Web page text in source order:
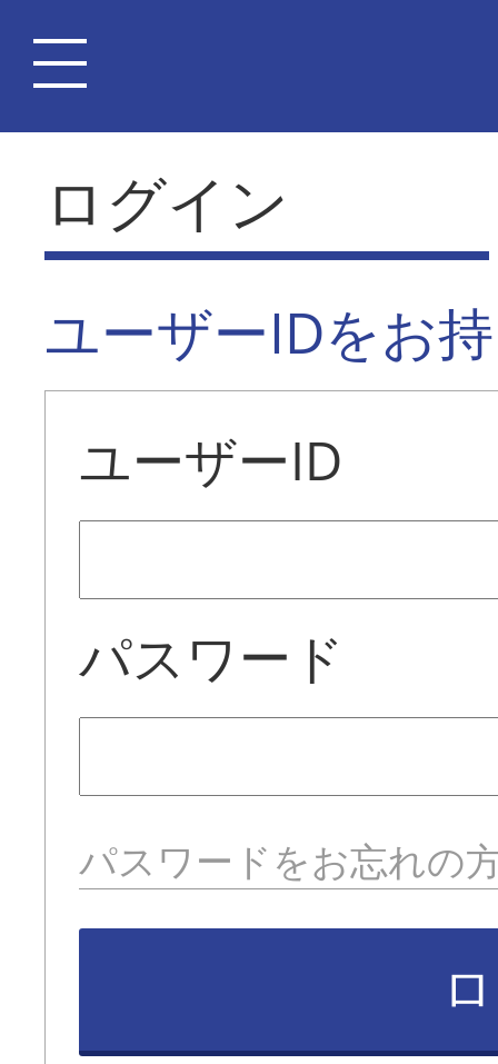
ログイン
ユーザーIDをお
ユーザーID
パスワード
パスワードをお忘れの